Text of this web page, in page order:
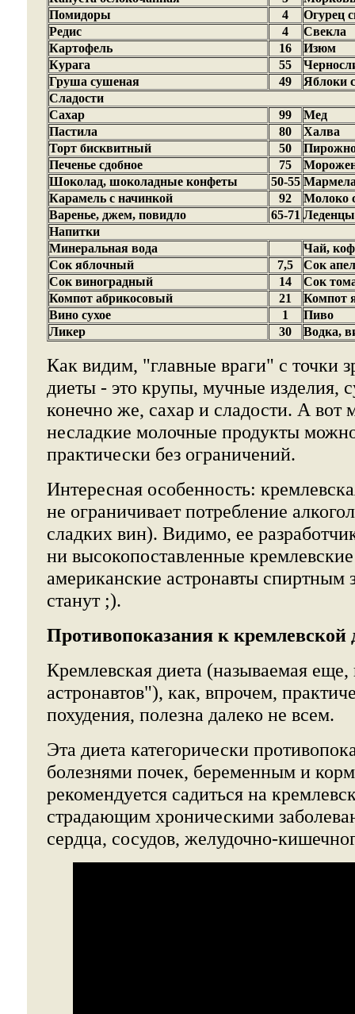
Помидоры
4
Огурец
Редис
4
Свекла
Картофель
16
Изюм
Курага
55
Груша сушеная
49
Яблоки
Сладости
Сахар
99
Мед
Пастила
80
Халва
Торт бисквитный
50
Печенье сдобное
75
Шоколад, шоколадные конфеты
50-55
Карамель с начинкой
92
Молоко
Варенье, джем, повидло
65-71 Леденцы
Напитки
Минеральная вода
Чай,
Сок яблочный
7,5
Сок
Сок виноградный
14
Сок
Компот абрикосовый
21
Компот
Вино сухое
1
Пиво
Ликер
30 Водка,
Как видим, "главные враги" с точки
диеты - это крупы, мучные изделия,
конечно же, сахар и сладости. А вот
несладкие молочные продукты
практически без ограничений.
Интересная особенность:
не ограничивает потребление
сладких вин). Видимо, ее
ни высокопоставленные
американские астронавты спиртным
станут ;).
Противопоказания к кремлевской
Кремлевская диета (называемая
астронавтов"), как, впрочем,
похудения, полезна далеко не всем.
Эта диета категорически
болезнями почек, беременным и
рекомендуется садиться на
страдающим хроническими
сердца, сосудов, желудочно-